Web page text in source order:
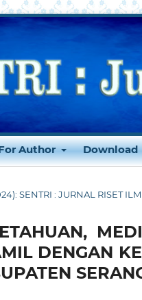
Author Download
SENTRI : JURNAL RISET
DENGAN